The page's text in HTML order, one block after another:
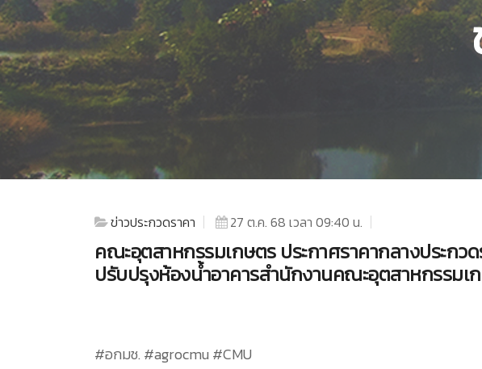
ข่าวประกวดราคา 27 ต.ค. 68 เวลา 09:40 น.
คณะอุตสาหกรรมเกษตร ประกาศราคากลางประกว
ปรับปรุงห้องน้ำอาคารสำนักงานคณะอุตสาหกรรมเ
#อกมช. #agrocmu #CMU